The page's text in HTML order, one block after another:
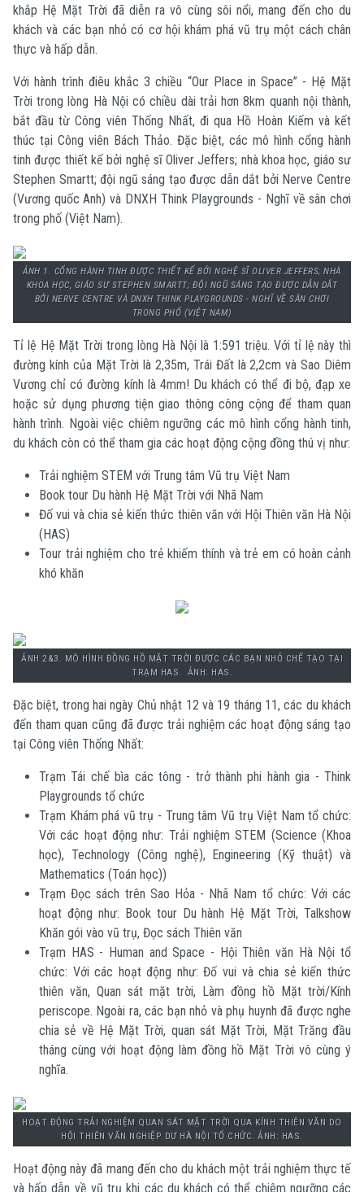
khắp Hệ Mặt Trời đã diễn ra vô cùng sôi nổi, mang đến cho du
khách và các bạn nhỏ có cơ hội khám phá vũ trụ một cách chân
thực và hấp dẫn.
Với hành trình điêu khắc 3 chiều “Our Place in Space” - Hệ Mặt
Trời trong lòng Hà Nội có chiều dài trải hơn 8km quanh nội thành,
bắt đầu từ Công viên Thống Nhất, đi qua Hồ Hoàn Kiếm và kết
thúc tại Công viên Bách Thảo. Đặc biệt, các mô hình cổng hành
tinh được thiết kế bởi nghệ sĩ Oliver Jeffers; nhà khoa học, giáo sư
Stephen Smartt; đội ngũ sáng tạo được dẫn dắt bởi Nerve Centre
(Vương quốc Anh) và DNXH Think Playgrounds - Nghĩ về sân chơi
trong phố (Việt Nam).
ẢNH 1. CỔNG HÀNH TINH ĐƯỢC THIẾT KẾ BỞI NGHỆ SĨ OLIVER JEFFERS; NHÀ
KHOA HỌC, GIÁO SƯ STEPHEN SMARTT; ĐỘI NGŨ SÁNG TẠO ĐƯỢC DẪN DẮT
BỞI NERVE CENTRE VÀ DNXH THINK PLAYGROUNDS - NGHĨ VỀ SÂN CHƠI
TRONG PHỐ (VIỆT NAM)
Tỉ lệ Hệ Mặt Trời trong lòng Hà Nội là 1:591 triệu. Với tỉ lệ này thì
đường kính của Mặt Trời là 2,35m, Trái Đất là 2,2cm và Sao Diêm
Vương chỉ có đường kính là 4mm! Du khách có thể đi bộ, đạp xe
hoặc sử dụng phương tiện giao thông công cộng để tham quan
hành trình. Ngoài việc chiêm ngưỡng các mô hình cổng hành tinh,
du khách còn có thể tham gia các hoạt động cộng đồng thú vị như:
Trải nghiệm STEM với Trung tâm Vũ trụ Việt Nam
Book tour Du hành Hệ Mặt Trời với Nhã Nam
Đố vui và chia sẻ kiến thức thiên văn với Hội Thiên văn Hà Nội
(HAS)
Tour trải nghiệm cho trẻ khiếm thính và trẻ em có hoàn cảnh
khó khăn
ẢNH 2&3. MÔ HÌNH ĐỒNG HỒ MẶT TRỜI ĐƯỢC CÁC BẠN NHỎ CHẾ TẠO TẠI
TRẠM HAS. ẢNH: HAS.
Đặc biệt, trong hai ngày Chủ nhật 12 và 19 tháng 11, các du khách
đến tham quan cũng đã được trải nghiệm các hoạt động sáng tạo
tại Công viên Thống Nhất:
Trạm Tái chế bìa các tông - trở thành phi hành gia - Think
Playgrounds tổ chức
Trạm Khám phá vũ trụ - Trung tâm Vũ trụ Việt Nam tổ chức:
Với các hoạt động như: Trải nghiệm STEM (Science (Khoa
học), Technology (Công nghệ), Engineering (Kỹ thuật) và
Mathematics (Toán học))
Trạm Đọc sách trên Sao Hỏa - Nhã Nam tổ chức: Với các
hoạt động như: Book tour Du hành Hệ Mặt Trời, Talkshow
Khăn gói vào vũ trụ, Đọc sách Thiên văn
Trạm HAS - Human and Space - Hội Thiên văn Hà Nội tổ
chức: Với các hoạt động như: Đố vui và chia sẻ kiến thức
thiên văn, Quan sát mặt trời, Làm đồng hồ Mặt trời/Kính
periscope. Ngoài ra, các bạn nhỏ và phụ huynh đã được nghe
chia sẻ về Hệ Mặt Trời, quan sát Mặt Trời, Mặt Trăng đầu
tháng cùng với hoạt động làm đồng hồ Mặt Trời vô cùng ý
nghĩa.
HOẠT ĐỘNG TRẢI NGHIỆM QUAN SÁT MẶT TRỜI QUA KÍNH THIÊN VĂN DO
HỘI THIÊN VĂN NGHIỆP DƯ HÀ NỘI TỔ CHỨC. ẢNH: HAS.
Hoạt động này đã mang đến cho du khách một trải nghiệm thực tế
và hấp dẫn về vũ trụ khi các du khách có thể chiêm ngưỡng các